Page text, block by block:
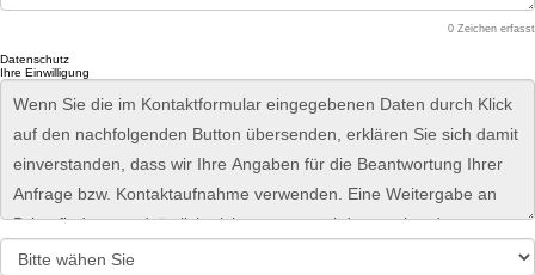
0 Zeichen erfasst
Datenschutz
Ihre Einwilligung